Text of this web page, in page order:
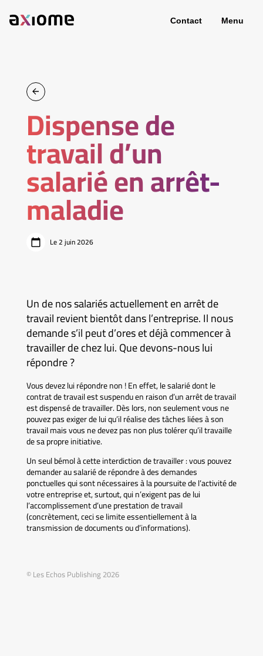
Contact Menu
Dispense de
travail d’un
salarié en arrêt-
maladie
Le 2 juin 2026
Un de nos salariés actuellement en arrêt de
travail revient bientôt dans l’entreprise. Il nous
demande s’il peut d’ores et déjà commencer à
travailler de chez lui. Que devons-nous lui
répondre ?
Vous devez lui répondre non ! En effet, le salarié dont le
contrat de travail est suspendu en raison d’un arrêt de travail
est dispensé de travailler. Dès lors, non seulement vous ne
pouvez pas exiger de lui qu’il réalise des tâches liées à son
travail mais vous ne devez pas non plus tolérer qu’il travaille
de sa propre initiative.
Un seul bémol à cette interdiction de travailler : vous pouvez
demander au salarié de répondre à des demandes
ponctuelles qui sont nécessaires à la poursuite de l’activité de
votre entreprise et, surtout, qui n’exigent pas de lui
l’accomplissement d’une prestation de travail
(concrètement, ceci se limite essentiellement à la
transmission de documents ou d’informations).
© Les Echos Publishing 2026